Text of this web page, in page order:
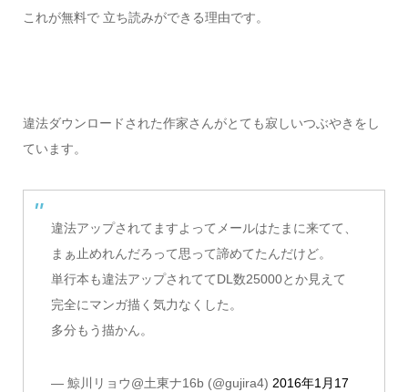
これが無料で 立ち読みができる理由です。
違法ダウンロードされた作家さんがとても寂しいつぶやきをし
ています。
違法アップされてますよってメールはたまに来てて、
まぁ止めれんだろって思って諦めてたんだけど。
単行本も違法アップされててDL数25000とか見えて
完全にマンガ描く気力なくした。
多分もう描かん。
— 鯨川リョウ@土東ナ16b (@gujira4) 2016年1月17